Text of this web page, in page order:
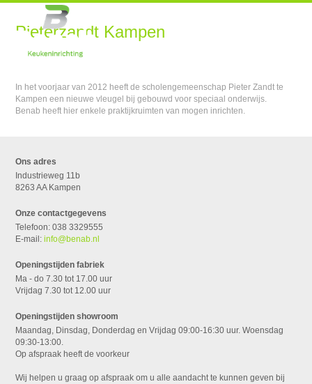
Pieterzandt Kampen
In het voorjaar van 2012 heeft de scholengemeenschap Pieter Zandt te
Kampen een nieuwe vleugel bij gebouwd voor speciaal onderwijs.
Benab heeft hier enkele praktijkruimten van mogen inrichten.
Ons adres
Industrieweg 11b
8263 AA Kampen
Onze contactgegevens
Telefoon: 038 3329555
E-mail:info@benab.nl
Openingstijden fabriek
Ma - do 7.30 tot 17.00 uur
Vrijdag 7.30 tot 12.00 uur
Openingstijden showroom
Maandag, Dinsdag, Donderdag en Vrijdag 09:00-16:30 uur. Woensdag
09:30-13:00.
Op afspraak heeft de voorkeur
Wij helpen u graag op afspraak om u alle aandacht te kunnen geven bij